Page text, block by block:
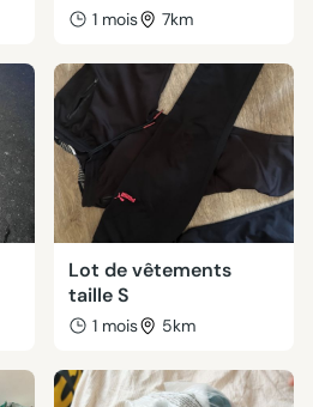
1 mois 7km
Lot de vêtements
taille S
1 mois 5km